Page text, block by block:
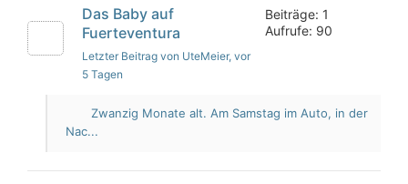
Das Baby auf
Fuerteventura
Letzter Beitrag von UteMeier, vor
5 Tagen
Beiträge: 1
Aufrufe: 90
Zwanzig Monate alt. Am Samstag im Auto, in der
Nac...